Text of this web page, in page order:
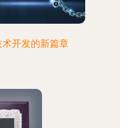
开发的新篇章